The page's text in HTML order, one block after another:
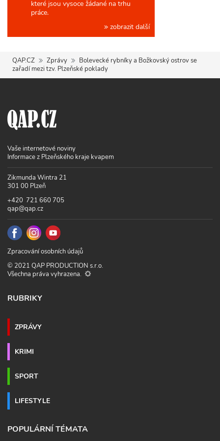
které jsou vysoce žádané na trhu
práce.
zobrazit další
QAP.CZ Zprávy
Bolevecké rybníky a Božkovský ostrov se
zařadí mezi tzv. Plzeňské poklady
Vaše internetové noviny
Informace z Plzeňského kraje kvapem
Zikmunda Wintra 21
301 00 Plzeň
+420 721 660 705
qap@qap.cz
Zpracování osobních údajů
© 2021 QAP PRODUCTION s.r.o.
Všechna práva vyhrazena.
RUBRIKY
ZPRÁVY
KRIMI
SPORT
LIFESTYLE
POPULÁRNÍ TÉMATA